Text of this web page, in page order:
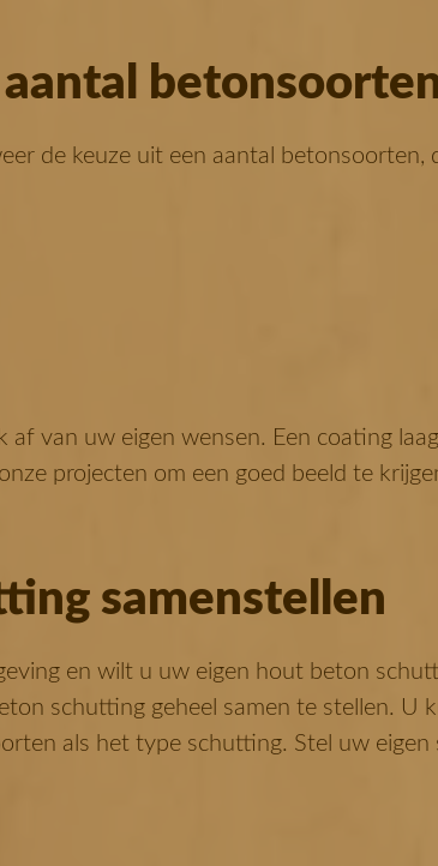
de keuze uit een aantal betonsoorten,
af van uw eigen wensen. Een coating
projecten om een goed beeld te
samenstellen
en wilt u uw eigen hout beton
schutting geheel samen te stellen. U
als het type schutting. Stel uw